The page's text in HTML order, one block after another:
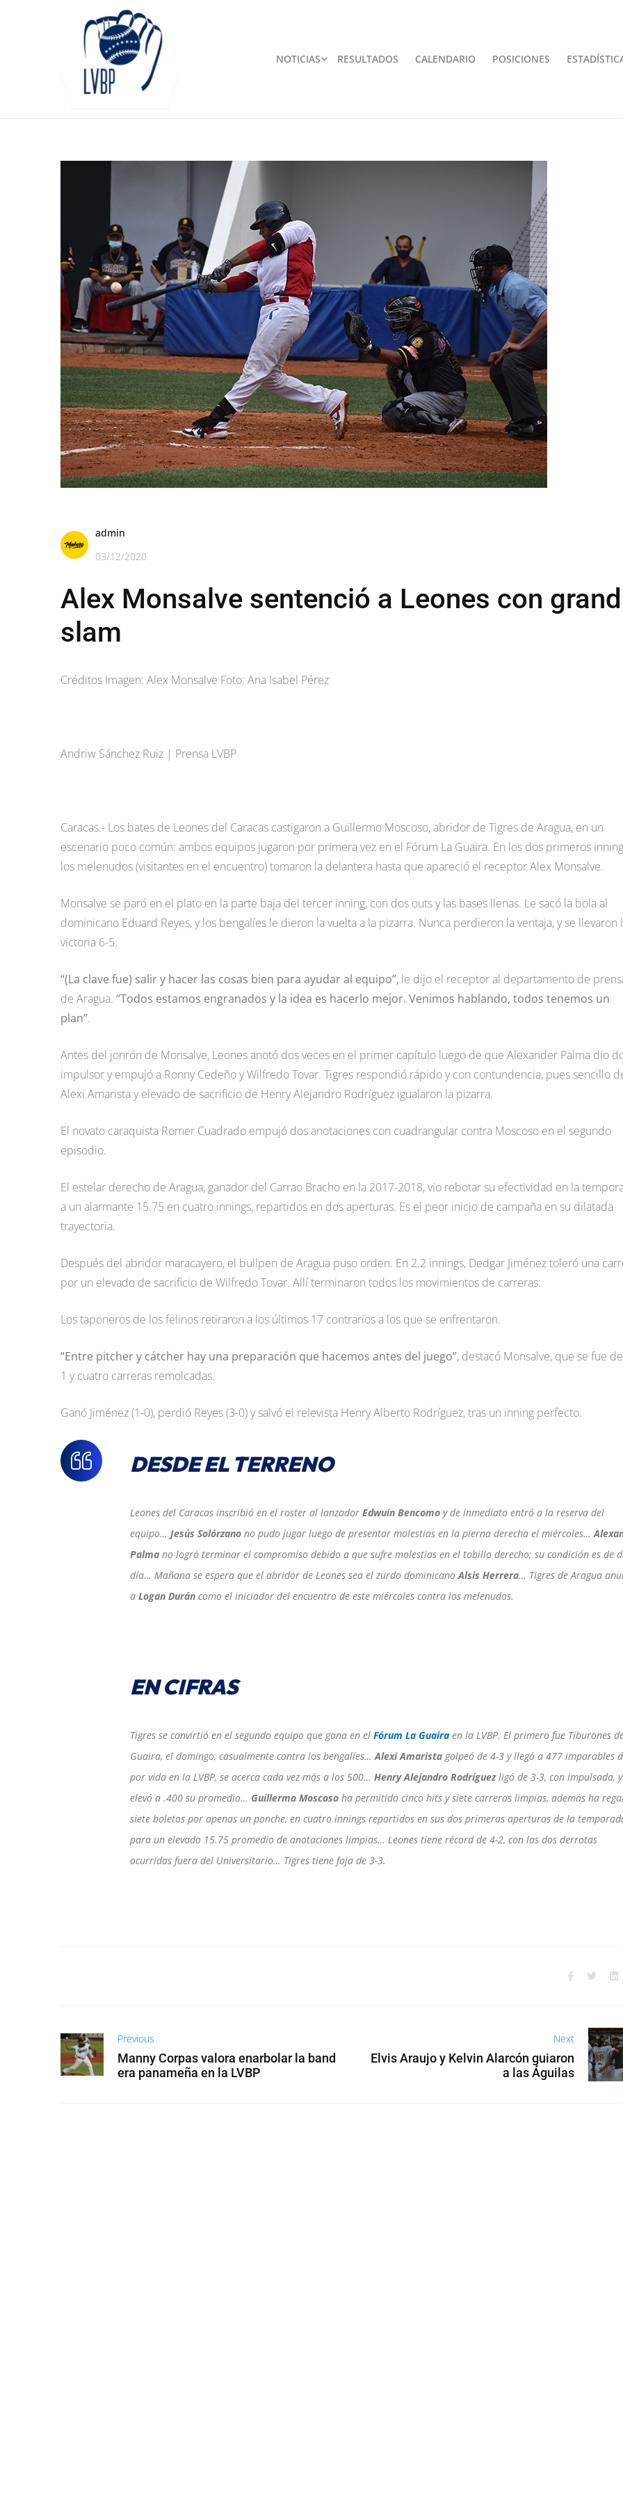
NOTICIAS RESULTADOS CALENDARIO POSICIONES
admin
03/12/2020
Alex Monsalve sentenció a Leones con grand
slam
Créditos Imagen: Alex Monsalve Foto: Ana Isabel Pérez
Andriw Sánchez Ruiz | Prensa LVBP
Caracas.- Los bates de Leones del Caracas castigaron a Guillermo Moscoso, abridor de Tigres de Aragua, en un
escenario poco común: ambos equipos jugaron por primera vez en el Fórum La Guaira. En los dos primeros
los melenudos (visitantes en el encuentro) tomaron la delantera hasta que apareció el receptor Alex Monsalve.
Monsalve se paró en el plato en la parte baja del tercer inning, con dos outs y las bases llenas. Le sacó la bola al
dominicano Eduard Reyes, y los bengalíes le dieron la vuelta a la pizarra. Nunca perdieron la ventaja, y se llevaron
victoria 6-5.
“(La clave fue) salir y hacer las cosas bien para ayudar al equipo”, le dijo el receptor al departamento de
de Aragua. “Todos estamos engranados y la idea es hacerlo mejor. Venimos hablando, todos tenemos un
plan”.
Antes del jonrón de Monsalve, Leones anotó dos veces en el primer capítulo luego de que Alexander Palma dio
impulsor y empujó a Ronny Cedeño y Wilfredo Tovar. Tigres respondió rápido y con contundencia, pues sencillo
Alexi Amarista y elevado de sacrificio de Henry Alejandro Rodríguez igualaron la pizarra.
El novato caraquista Romer Cuadrado empujó dos anotaciones con cuadrangular contra Moscoso en el segundo
episodio.
El estelar derecho de Aragua, ganador del Carrao Bracho en la 2017-2018, vio rebotar su efectividad en la
a un alarmante 15.75 en cuatro innings, repartidos en dos aperturas. Es el peor inicio de campaña en su dilatada
trayectoria.
Después del abridor maracayero, el bullpen de Aragua puso orden. En 2.2 innings, Dedgar Jiménez toleró una
por un elevado de sacrificio de Wilfredo Tovar. Allí terminaron todos los movimientos de carreras.
Los taponeros de los felinos retiraron a los últimos 17 contrarios a los que se enfrentaron.
“Entre pitcher y cátcher hay una preparación que hacemos antes del juego”, destacó Monsalve, que se fue
1 y cuatro carreras remolcadas.
Ganó Jiménez (1-0), perdió Reyes (3-0) y salvó el relevista Henry Alberto Rodríguez, tras un inning perfecto.
DESDE EL TERRENO
Leones del Caracas inscribió en el roster al lanzador Edwuin Bencomo y de inmediato entró a la reserva del
equipo… Jesús Solórzano no pudo jugar luego de presentar molestias en la pierna derecha el miércoles…
Palma no logró terminar el compromiso debido a que sufre molestias en el tobillo derecho; su condición es de
día… Mañana se espera que el abridor de Leones sea el zurdo dominicanoAlsis Herrera… Tigres de Aragua
a Logan Durán como el iniciador del encuentro de este miércoles contra los melenudos.
EN CIFRAS
Tigres se convirtió en el segundo equipo que gana en el Fórum La Guaira en la LVBP. El primero fue Tiburones
Guaira, el domingo, casualmente contra los bengalíes…Alexi Amarista golpeó de 4-3 y llegó a 477 imparables
por vida en la LVBP, se acerca cada vez más a los 500… Henry Alejandro Rodríguezligó de 3-3, con impulsada, y
elevó a .400 su promedio… Guillermo Moscoso ha permitido cinco hits y siete carreras limpias, además ha
siete boletos por apenas un ponche, en cuatro innings repartidos en sus dos primeras aperturas de la
para un elevado 15.75 promedio de anotaciones limpias… Leones tiene récord de 4-2, con las dos derrotas
ocurridas fuera del Universitario… Tigres tiene foja de 3-3.
Previous
Manny Corpas valora enarbolar la band
era panameña en la LVBP
Next
Elvis Araujo y Kelvin Alarcón guiaron
a las Águilas